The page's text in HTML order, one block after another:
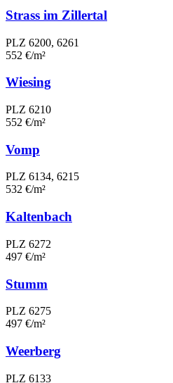
Strass im Zillertal
PLZ 6200, 6261
552 €/m²
Wiesing
PLZ 6210
552 €/m²
Vomp
PLZ 6134, 6215
532 €/m²
Kaltenbach
PLZ 6272
497 €/m²
Stumm
PLZ 6275
497 €/m²
Weerberg
PLZ 6133